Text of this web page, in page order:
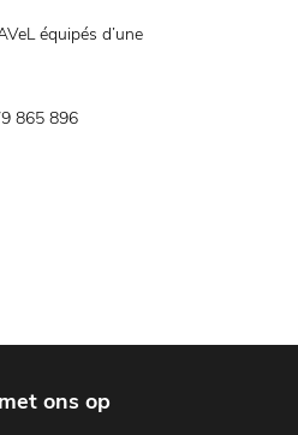
équipés d’une
865 896
ons op